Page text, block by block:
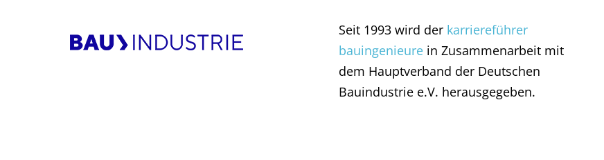
Seit 1993 wird der karriereführer
bauingenieure in Zusammenarbeit mit
dem Hauptverband der Deutschen
Bauindustrie e.V. herausgegeben.